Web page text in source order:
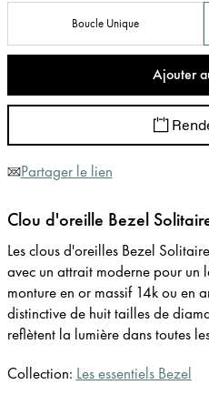
Boucle Unique
Ajouter
Partager le lien
Clou d'oreille Bezel
Les clous d'oreilles Bezel
avec un attrait moderne pour un
monture en or massif 14k ou en
distinctive de huit tailles de
reflètent la lumière dans toutes
Collection: Les essentiels Bezel